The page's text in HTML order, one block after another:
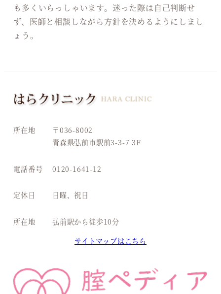
も多くいらっしゃいます。迷った際は自己判断せ
ず、医師と相談しながら方針を決めるようにしまし
ょう。
所在地
〒036-8002
青森県弘前市駅前3-3-7 3F
電話番号 0120-1641-12
定休日 日曜、祝日
所在地
弘前駅から徒歩10分
サイトマップはこちら